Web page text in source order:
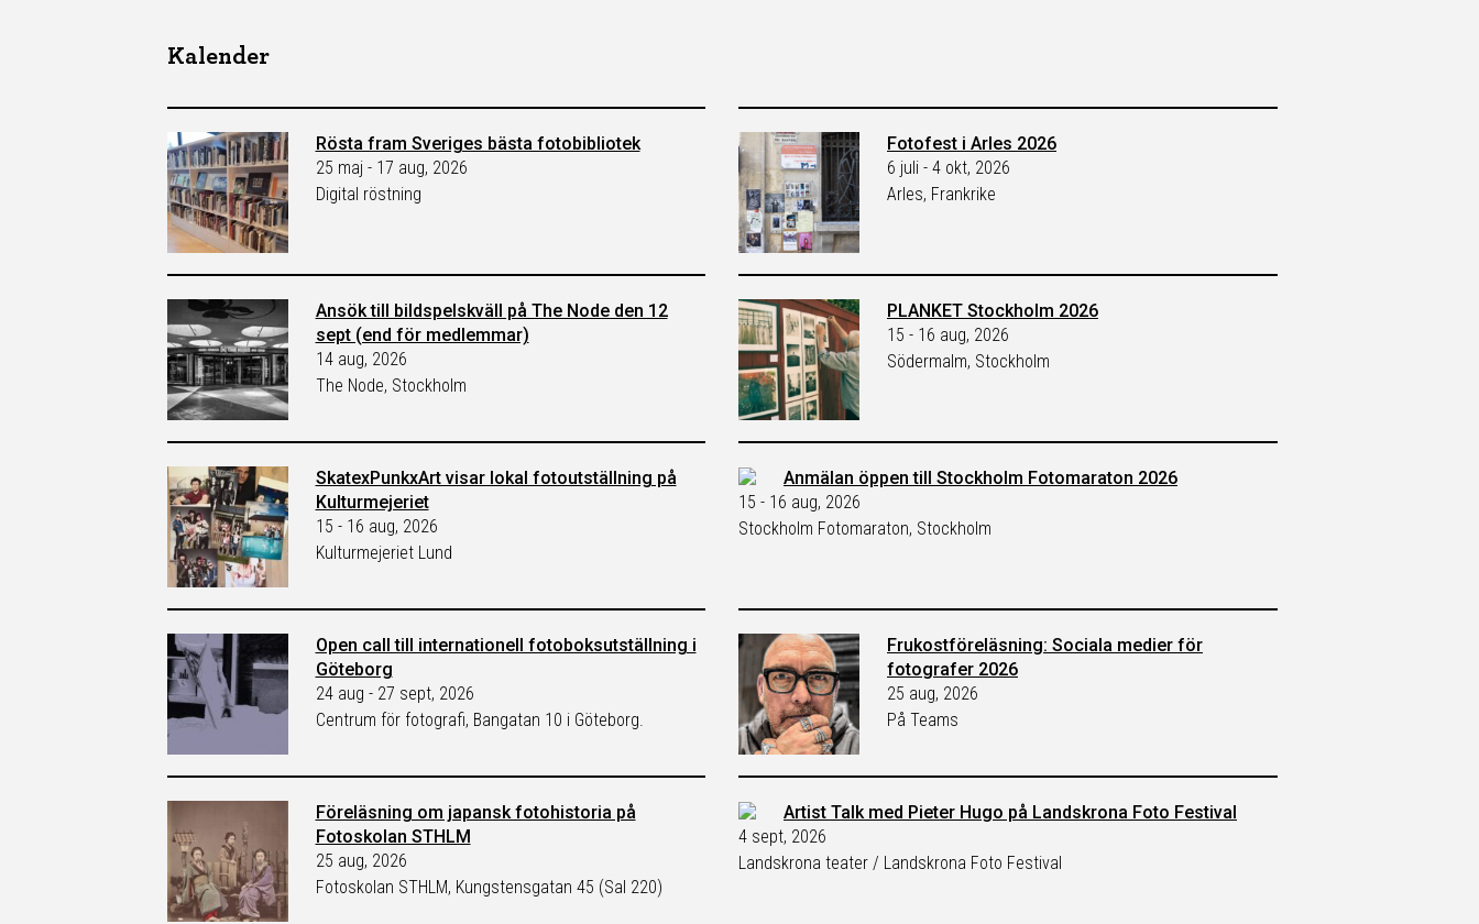
Kalender
Rösta fram Sveriges bästa fotobibliotek
25 maj - 17 aug, 2026
Digital röstning
Fotofest i Arles 2026
6 juli - 4 okt, 2026
Arles, Frankrike
Ansök till bildspelskväll på The Node den 12
sept (end för medlemmar)
14 aug, 2026
The Node, Stockholm
PLANKET Stockholm 2026
15 - 16 aug, 2026
Södermalm, Stockholm
SkatexPunkxArt visar lokal fotoutställning på
Kulturmejeriet
15 - 16 aug, 2026
Kulturmejeriet Lund
Anmälan öppen till Stockholm Fotomaraton 2026
15 - 16 aug, 2026
Stockholm Fotomaraton, Stockholm
Open call till internationell fotoboksutställning i
Göteborg
24 aug - 27 sept, 2026
Centrum för fotografi, Bangatan 10 i Göteborg.
Frukostföreläsning: Sociala medier för
fotografer 2026
25 aug, 2026
På Teams
Föreläsning om japansk fotohistoria på
Fotoskolan STHLM
25 aug, 2026
Fotoskolan STHLM, Kungstensgatan 45 (Sal 220)
Artist Talk med Pieter Hugo på Landskrona Foto Festival
4 sept, 2026
Landskrona teater / Landskrona Foto Festival